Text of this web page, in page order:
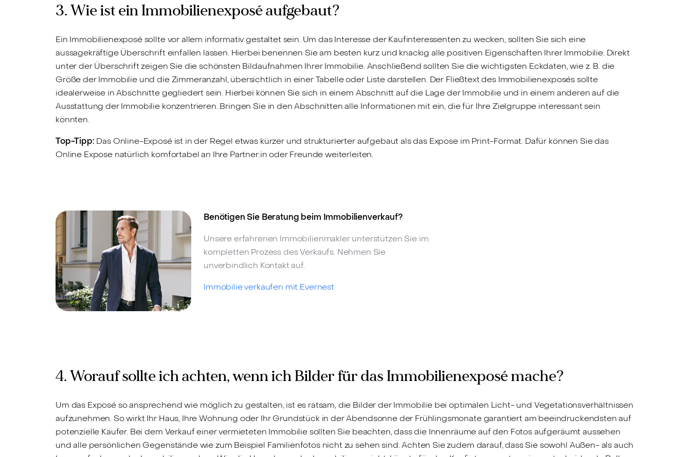
3. Wie ist ein Immobilienexposé aufgebaut?
Ein Immobilienexposé sollte vor allem informativ gestaltet sein. Um das Interesse der Kaufinteressenten zu wecken, sollten Sie sich eine
aussagekräftige Überschrift einfallen lassen. Hierbei benennen Sie am besten kurz und knackig alle positiven Eigenschaften Ihrer Immobilie. Direkt
unter der Überschrift zeigen Sie die schönsten Bildaufnahmen Ihrer Immobilie. Anschließend sollten Sie die wichtigsten Eckdaten, wie z. B. die
Größe der Immobilie und die Zimmeranzahl, übersichtlich in einer Tabelle oder Liste darstellen. Der Fließtext des Immobilienexposés sollte
idealerweise in Abschnitte gegliedert sein. Hierbei können Sie sich in einem Abschnitt auf die Lage der Immobilie und in einem anderen auf die
Ausstattung der Immobilie konzentrieren. Bringen Sie in den Abschnitten alle Informationen mit ein, die für Ihre Zielgruppe interessant sein
könnten.
Top-Tipp: Das Online-Exposé ist in der Regel etwas kürzer und strukturierter aufgebaut als das Expose im Print-Format. Dafür können Sie das
Online Expose natürlich komfortabel an Ihre Partner:in oder Freunde weiterleiten.
Benötigen Sie Beratung beim Immobilienverkauf?
Unsere erfahrenen Immobilienmakler unterstützen Sie im
kompletten Prozess des Verkaufs. Nehmen Sie
unverbindlich Kontakt auf.
Immobilie verkaufen mit Evernest
4. Worauf sollte ich achten, wenn ich Bilder für das Immobilienexposé mache?
Um das Exposé so ansprechend wie möglich zu gestalten, ist es ratsam, die Bilder der Immobilie bei optimalen Licht- und Vegetationsverhältnissen
aufzunehmen. So wirkt Ihr Haus, Ihre Wohnung oder Ihr Grundstück in der Abendsonne der Frühlingsmonate garantiert am beeindruckendsten auf
potenzielle Käufer. Bei dem Verkauf einer vermieteten Immobilie sollten Sie beachten, dass die Innenräume auf den Fotos aufgeräumt aussehen
und alle persönlichen Gegenstände wie zum Beispiel Familienfotos nicht zu sehen sind. Achten Sie zudem darauf, dass Sie sowohl Außen- als auch